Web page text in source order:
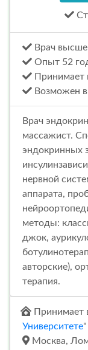
Врач
Опыт 52
Принимает
Возможен
Врач
массажист.
эндокринных
нервной
аппарата,
методы:
джок,
авторские),
терапия.
Принимает
Университете"
Москва,